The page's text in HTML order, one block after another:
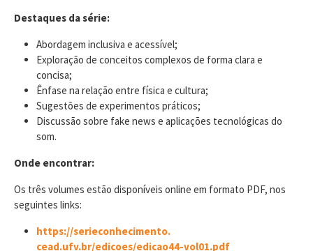
Destaques da série:
Abordagem inclusiva e acessível;
Exploração de conceitos complexos de forma clara e
concisa;
Ênfase na relação entre física e cultura;
Sugestões de experimentos práticos;
Discussão sobre fake news e aplicações tecnológicas do
som.
Onde encontrar:
Os três volumes estão disponíveis online em formato PDF, nos
seguintes links:
https://serieconhecimento.
cead.ufv.br/edicoes/edicao44-vol01.pdf